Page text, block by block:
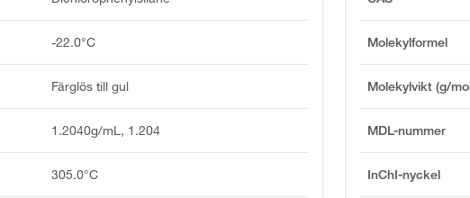
Molekylformel
Molekylvikt (g/
MDL-nummer
InChI-nyckel
-22.0°C
Färglös till gul
1.2040g/mL, 1.204
305.0°C